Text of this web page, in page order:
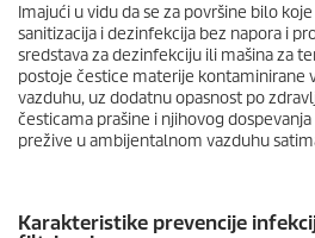
Imajući u vidu da se za površine bilo
sanitizacija i dezinfekcija bez napora i
sredstava za dezinfekciju ili mašina za
postoje čestice materije kontaminirane
vazduhu, uz dodatnu opasnost po
česticama prašine i njihovog
prežive u ambijentalnom vazduhu
Karakteristike prevencije